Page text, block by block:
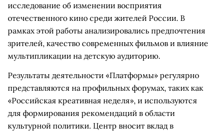
исследование об изменении восприятия
отечественного кино среди жителей России. В
рамках этой работы анализировались предпочтения
зрителей, качество современных фильмов и влияние
мультипликации на детскую аудиторию.
Результаты деятельности «Платформы» регулярно
представляются на профильных форумах, таких как
«Российская креативная неделя», и используются
для формирования рекомендаций в области
культурной политики. Центр вносит вклад в